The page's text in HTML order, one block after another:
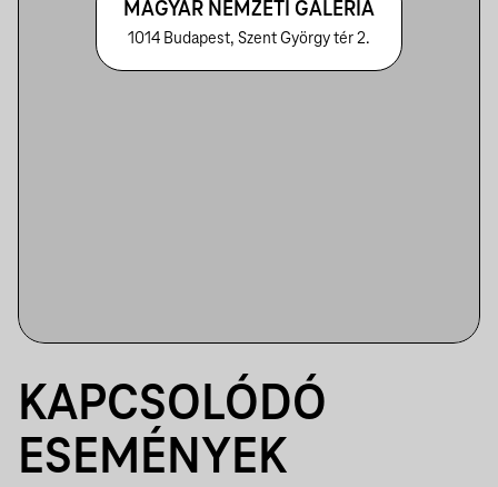
MAGYAR NEMZETI GALÉRIA
1014 Budapest, Szent György tér 2.
KAPCSOLÓDÓ
ESEMÉNYEK